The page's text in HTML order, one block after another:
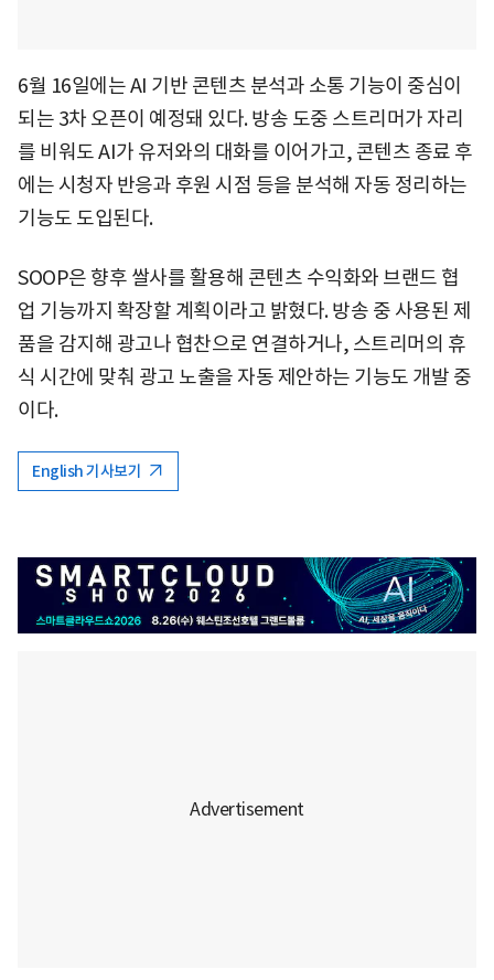
6월 16일에는 AI 기반 콘텐츠 분석과 소통 기능이 중심이
되는 3차 오픈이 예정돼 있다. 방송 도중 스트리머가 자리
를 비워도 AI가 유저와의 대화를 이어가고, 콘텐츠 종료 후
에는 시청자 반응과 후원 시점 등을 분석해 자동 정리하는
기능도 도입된다.
SOOP은 향후 쌀사를 활용해 콘텐츠 수익화와 브랜드 협
업 기능까지 확장할 계획이라고 밝혔다. 방송 중 사용된 제
품을 감지해 광고나 협찬으로 연결하거나, 스트리머의 휴
식 시간에 맞춰 광고 노출을 자동 제안하는 기능도 개발 중
이다.
English 기사보기